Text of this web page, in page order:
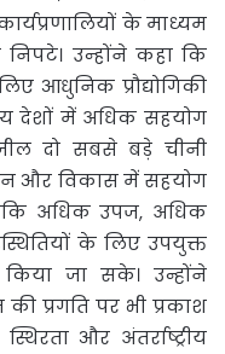
के माध्यम
उन्‍होंने कहा कि
आधुनिक प्रौद्योगिकी
देशों में अधिक सहयोग
दो सबसे बड़े चीनी
और विकास में सहयोग
अधिक उपज, अधिक
के लिए उपयुक्त
जा सके। उन्होंने
प्रगति पर भी प्रकाश
और अंतर्राष्ट्रीय